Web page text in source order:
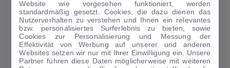
1.0 Mild Hybrid Base neuwertig
1.214 km·05/2024· ·Benzin·Manuell
Finanzierung Kaufen
Website wie vorgesehen funktioniert, werden
standardmäßig gesetzt. Cookies, die dazu dienen das
Nutzerverhalten zu verstehen und Ihnen ein relevantes
bzw. personalisiertes Surferlebnis zu bieten, sowie
Cookies zur Personalisierung und Messung der
Effektivität von Werbung auf unserer und anderen
Websites setzen wir nur mit Ihrer Einwilligung ein. Unsere
Partner führen diese Daten möglicherweise mit weiteren